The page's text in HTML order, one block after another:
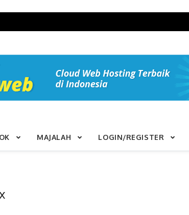
MAJALAH LOGIN/REGISTER